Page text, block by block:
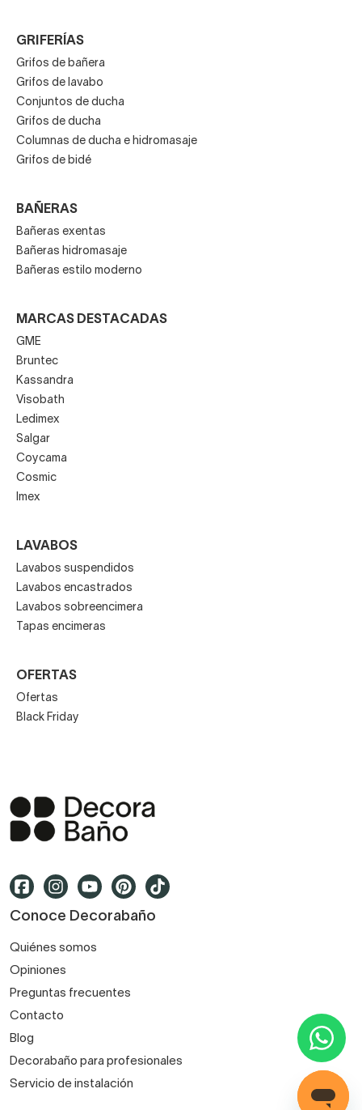
GRIFERÍAS
Grifos de bañera
Grifos de lavabo
Conjuntos de ducha
Grifos de ducha
Columnas de ducha e hidromasaje
Grifos de bidé
BAÑERAS
Bañeras exentas
Bañeras hidromasaje
Bañeras estilo moderno
MARCAS DESTACADAS
GME
Bruntec
Kassandra
Visobath
Ledimex
Salgar
Coycama
Cosmic
Imex
LAVABOS
Lavabos suspendidos
Lavabos encastrados
Lavabos sobreencimera
Tapas encimeras
OFERTAS
Ofertas
Black Friday
Conoce Decorabaño
Quiénes somos
Opiniones
Preguntas frecuentes
Contacto
Blog
Decorabaño para profesionales
Servicio de instalación